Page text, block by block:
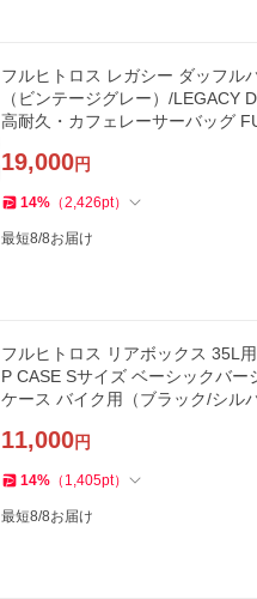
フルヒトロス レガシー ダッフル
（ビンテージグレー）/LEGACY
高耐久・カフェレーサーバッグ
19,000円
14% （2,426pt）
最短8/8お届け
フルヒトロス リアボックス 35L
P CASE Sサイズ ベーシックバー
ケース バイク用（ブラック/シル
11,000円
14% （ 1,405pt）
最短8/8お届け